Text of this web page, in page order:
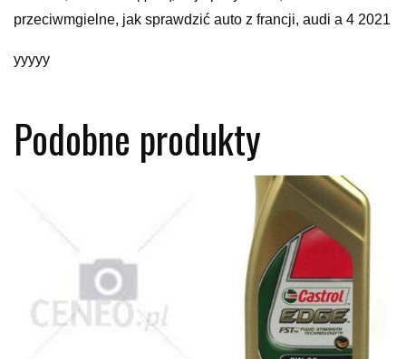
przeciwmgielne, jak sprawdzić auto z francji, audi a 4 2021
yyyyy
Podobne produkty